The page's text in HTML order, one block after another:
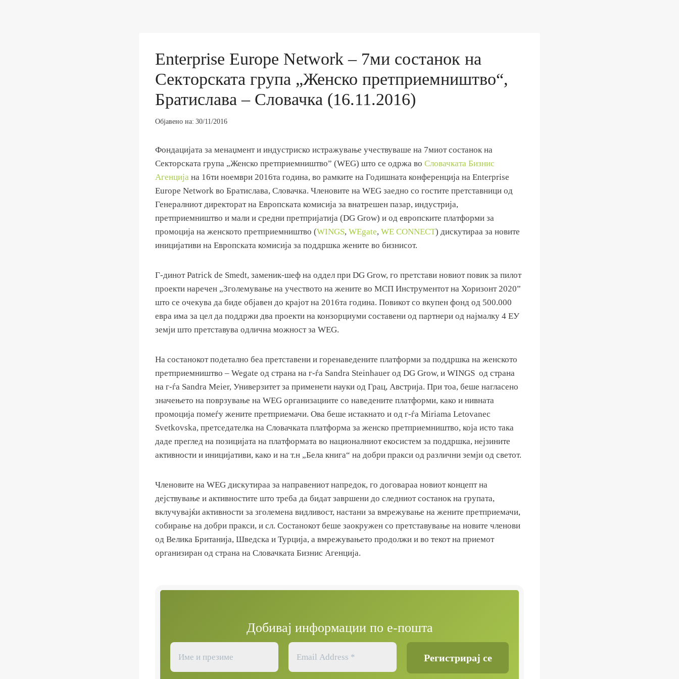
Enterprise Europe Network – 7ми состанок на
Секторската група „Женско претприемништво“,
Братислава – Словачка (16.11.2016)
Објавено на: 30/11/2016
Фондацијата за менаџмент и индустриско истражување учествуваше на 7миот состанок на
Секторската група „Женско претприемништво” (WEG) што се одржа во Словачката Бизнис
Агенција на 16ти ноември 2016та година, во рамките на Годишната конференција на Enterprise
Europe Network во Братислава, Словачка. Членовите на WEG заедно со гостите претставници од
Генералниот директорат на Европската комисија за внатрешен пазар, индустрија,
претприемништво и мали и средни претпријатија (DG Grow) и од европските платформи за
промоција на женското претприемништво (WINGS, WEgate, WE CONNECT) дискутираа за новите
иницијативи на Европската комисија за поддршка жените во бизнисот.
Г-динот Patrick de Smedt, заменик-шеф на оддел при DG Grow, го претстави новиот повик за пилот
проекти наречен „Зголемување на учеството на жените во МСП Инструментот на Хоризонт 2020”
што се очекува да биде објавен до крајот на 2016та година. Повикот со вкупен фонд од 500.000
евра има за цел да поддржи два проекти на конзорциуми составени од партнери од најмалку 4 ЕУ
земји што претставува одлична можност за WEG.
На состанокот подетално беа претставени и горенаведените платформи за поддршка на женското
претприемништво – Wegate од страна на г-ѓа Sandra Steinhauer од DG Grow, и WINGS од страна
на г-ѓа Sandra Meier, Универзитет за применети науки од Грац, Австрија. При тоа, беше нагласено
значењето на поврзување на WEG организациите со наведените платформи, како и нивната
промоција помеѓу жените претприемачи. Ова беше истакнато и од г-ѓа Miriama Letovanec
Svetkovska, претседателка на Словачката платформа за женско претприемништво, која исто така
даде преглед на позицијата на платформата во националниот екосистем за поддршка, нејзините
активности и иницијативи, како и на т.н „Бела книга“ на добри пракси од различни земји од светот.
Членовите на WEG дискутираа за направениот напредок, го договараа новиот концепт на
дејствување и активностите што треба да бидат завршени до следниот состанок на групата,
вклучувајќи активности за зголемена видливост, настани за вмрежување на жените претприемачи,
собирање на добри пракси, и сл. Состанокот беше заокружен со претставување на новите членови
од Велика Британија, Шведска и Турција, а вмрежувањето продолжи и во текот на приемот
организиран од страна на Словачката Бизнис Агенција.
Добивај информации по е-пошта